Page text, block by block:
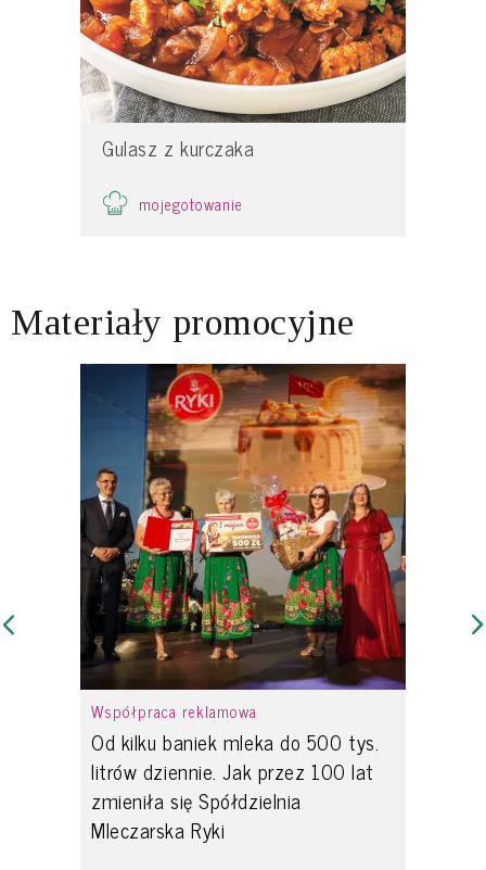
Gulasz z kurczaka
mojegotowanie
Materiały promocyjne
Współpraca reklamowa
Od kilku baniek mleka do 500 tys.
litrów dziennie. Jak przez 100 lat
zmieniła się Spółdzielnia
Mleczarska Ryki